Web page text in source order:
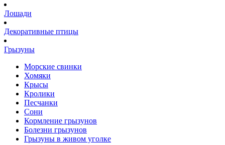
Лошади
Декоративные птицы
Грызуны
Морские свинки
Хомяки
Крысы
Кролики
Песчанки
Сони
Кормление грызунов
Болезни грызунов
Грызуны в живом уголке